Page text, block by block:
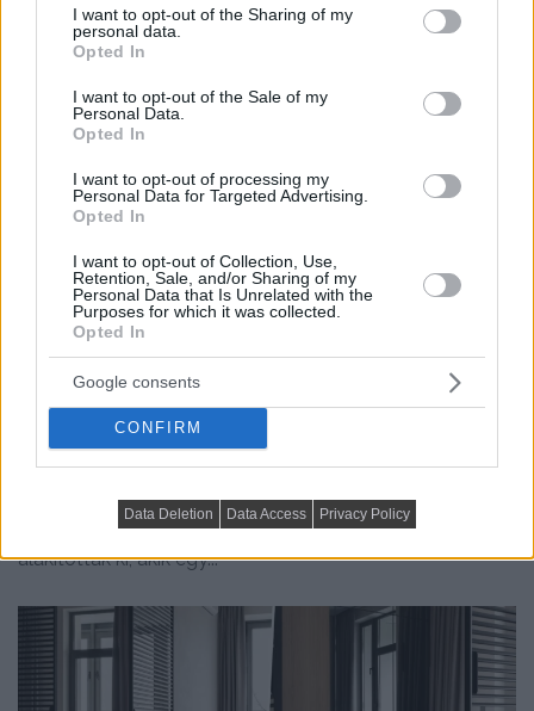
not limited to your visit or usage behaviour. You may click to
grant or deny consent to Google and its third-party tags to
use your data for below specified purposes in below Google
consent section.
I want to opt-out of the Sharing of my
personal data.
Opted In
I want to opt-out of the Sale of my
Personal Data.
Opted In
I want to opt-out of processing my
Personal Data for Targeted Advertising.
Opted In
I want to opt-out of Collection, Use,
Retention, Sale, and/or Sharing of my
Personal Data that Is Unrelated with the
Purposes for which it was collected.
Opted In
Google consents
CONFIRM
Data Deletion Data Access Privacy Policy
HÁZAK, ENTERIŐRÖK - INSPIRÁCIÓ KÉPEKBEN
Hangulatos minimalista stílus anya és lánya 74 m²-es
A 74 m²-es, háromszobás lakást egy hölgy
megbízásából rendezte be a tervező,...
HÍREK, TREND, STÍLUS ÉS DESIGN
Összeköltöző pár 56 m²-es lakása: dolgozósarok a
szekrényben, konyhasziget, színes részletek
Az 56 négyzetméteres lakást egy fiatal pár számára
alakították ki, akik egy...